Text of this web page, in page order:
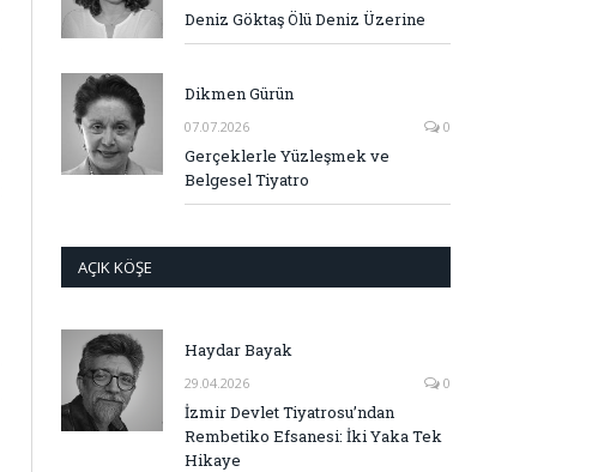
Deniz Göktaş Ölü Deniz Üzerine
Dikmen Gürün
07.07.2026 0
Gerçeklerle Yüzleşmek ve
Belgesel Tiyatro
AÇIK KÖŞE
Haydar Bayak
29.04.2026 0
İzmir Devlet Tiyatrosu’ndan
Rembetiko Efsanesi: İki Yaka Tek
Hikaye